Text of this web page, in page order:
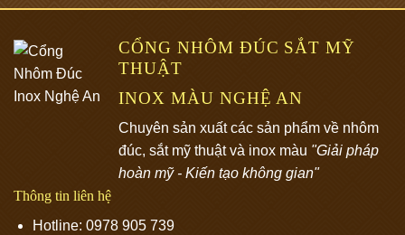
CỔNG NHÔM ĐÚC SẮT MỸ
THUẬT
INOX MÀU NGHỆ AN
Chuyên sản xuất các sản phẩm về nhôm
đúc, sắt mỹ thuật và inox màu "Giải pháp
hoàn mỹ - Kiến tạo không gian"
Thông tin liên hệ
Hotline: 0978 905 739